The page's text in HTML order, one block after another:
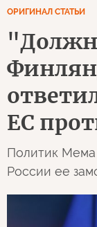
ОРИГИНАЛ СТАТЬИ
ЕС
Политик Мема
России ее